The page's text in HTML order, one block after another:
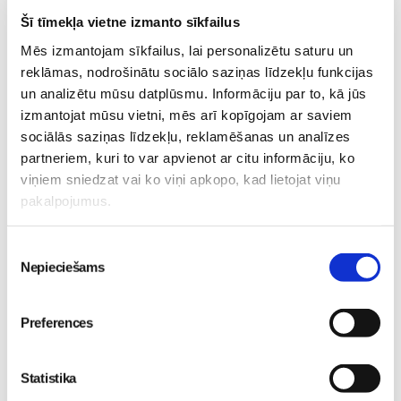
Šī tīmekļa vietne izmanto sīkfailus
Mēs izmantojam sīkfailus, lai personalizētu saturu un
reklāmas, nodrošinātu sociālo saziņas līdzekļu funkcijas
un analizētu mūsu datplūsmu. Informāciju par to, kā jūs
izmantojat mūsu vietni, mēs arī kopīgojam ar saviem
sociālās saziņas līdzekļu, reklamēšanas un analīzes
partneriem, kuri to var apvienot ar citu informāciju, ko
viņiem sniedzat vai ko viņi apkopo, kad lietojat viņu
pakalpojumus.
izvēle
Nepieciešams
Preferences
Statistika
normāli, un kas nē;
par biežākajām grūtībām disciplinēt/audzināt bērnus;
par rotaļāšanos ar divgadnieku - sīkās un lielās
motorikas attīstību;
meklēsim praktiskus risinājumus sarežģītai uzvedībai
un kā varam palīdzēt bērnam un viņa attīstībai.
“Bērna adaptācija bērnudārzam” ir lekcija par to, kā
pirmajos bērnudārza mēnešos, lai bērns labāk iejustos
uzvedību, reakcijas un sniegt vajadzīgo atbalstu. Praktisks,
psiholoģisks ceļvedis tik sarežģītajam adaptācijas laikam!